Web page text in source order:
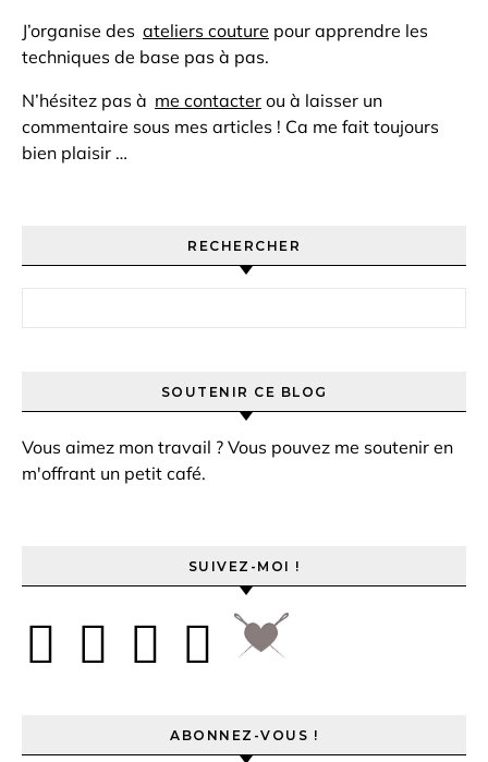
J’organise des ateliers couture pour apprendre les
techniques de base pas à pas.
N’hésitez pas à me contacter ou à laisser un
commentaire sous mes articles ! Ca me fait toujours
bien plaisir …
RECHERCHER
SOUTENIR CE BLOG
Vous aimez mon travail ? Vous pouvez me soutenir en
m'offrant un petit café.
SUIVEZ-MOI !
ABONNEZ-VOUS !